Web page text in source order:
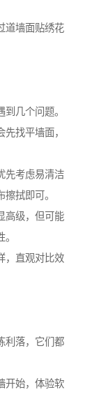
道墙面贴绣花
几个问题。
找平墙面，
先考虑易清洁
拭即可。
高级，但可能
，直观对比效
利落，它们都
开始，体验软